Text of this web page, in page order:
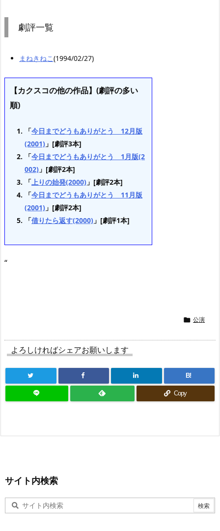
劇評一覧
まねきねこ(1994/02/27)
【カクスコの他の作品】(劇評の多い
順)
「今日までどうもありがとう 12月版
(2001) 」[劇評3本]
「今日までどうもありがとう 1月版(2
002) 」[劇評2本]
「上りの始発(2000) 」[劇評2本]
「今日までどうもありがとう 11月版
(2001) 」[劇評2本]
「借りたら返す(2000) 」[劇評1本]
“
 公演
よろしければシェアお願いします
B!
Copy
サイト内検索